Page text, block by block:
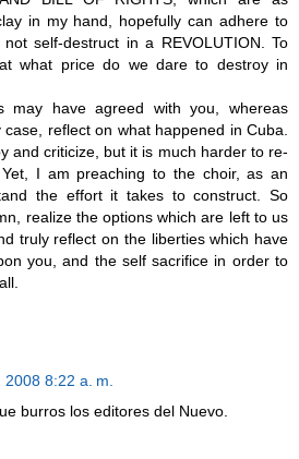
in my hand, hopefully can adhere to
self-destruct in a REVOLUTION. To
what price do we dare to destroy in
may have agreed with you, whereas
reflect on what happened in Cuba.
and criticize, but it is much harder to re-
I am preaching to the choir, as an
the effort it takes to construct. So
realize the options which are left to us
truly reflect on the liberties which have
you, and the self sacrifice in order to
2008 8:22 a. m.
burros los editores del Nuevo.